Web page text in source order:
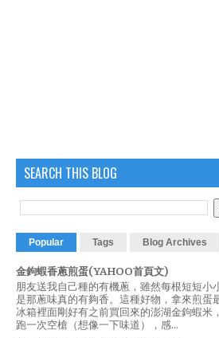
SEARCH THIS BLOG
Popular Tags Blog Archives
金鉤蝦香蔥煎蛋(YAHOO首頁文)
朋友送我自己種的有機蔥，雖然每根短短小
是那蔥味真的有夠香。這種好物，拿來煎蛋
冰箱裡面剛好有之前買回來的澎湖金鉤蝦米
跑一次空槍（想像一下味道），感...